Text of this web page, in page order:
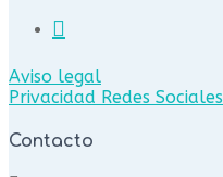
Aviso legal
Privacidad Redes Sociales
Contacto